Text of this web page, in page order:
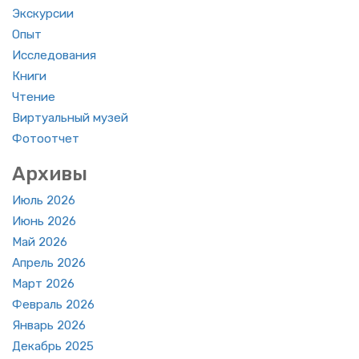
Экс­кур­сии
Опыт
Ис­сле­до­ва­ния
Книги
Чте­ние
Вир­ту­аль­ный музей
Фо­то­от­чет
Ар­хи­вы
Июль 2026
Июнь 2026
Май 2026
Ап­рель 2026
Март 2026
Фев­раль 2026
Ян­варь 2026
Де­кабрь 2025